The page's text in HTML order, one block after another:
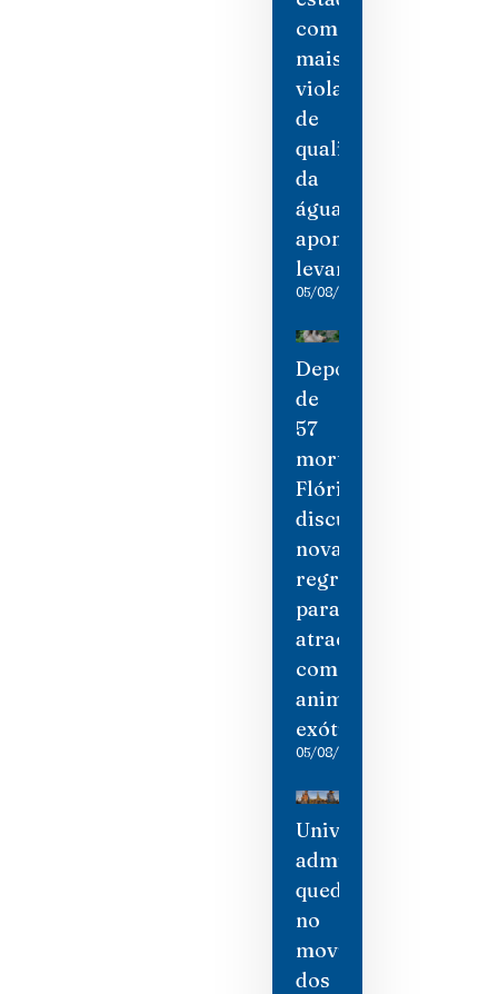
com
mais
violações
de
qualidade
da
água,
aponta
levantamento
05/08/2026
Depois
de
57
mortes,
Flórida
discute
novas
regras
para
atrações
com
animais
exóticos
05/08/2026
Universal
admite
queda
no
movimento
dos